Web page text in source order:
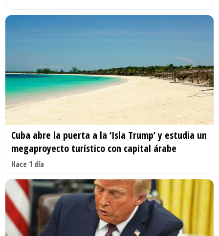
Cuba abre la puerta a la ‘Isla Trump’ y estudia un
megaproyecto turístico con capital árabe
Hace 1 día